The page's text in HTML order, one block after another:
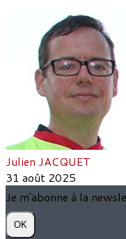
Julien JACQUET
31 août 2025
Je m'abonne à la
OK